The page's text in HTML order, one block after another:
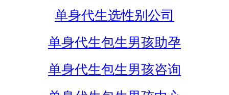
单身代生选性别公司
单身代生包生男孩助孕
单身代生包生男孩咨询